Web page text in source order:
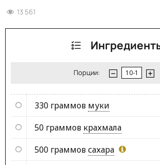
13 561
Порции:
330 граммов муки
50 граммов крахмала
500 граммовсахара